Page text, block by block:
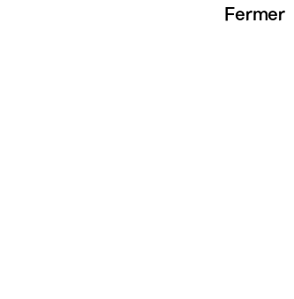
Fermer